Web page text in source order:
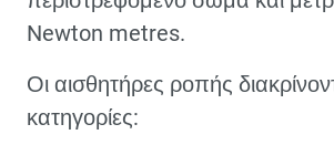
Newton metres.
Οι αισθητήρες ροπής
κατηγορίες: